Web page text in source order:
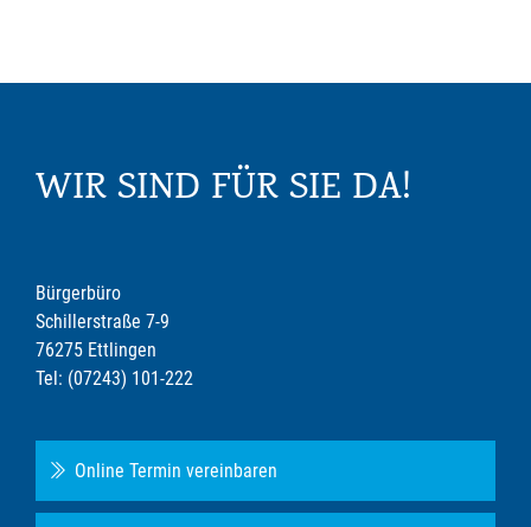
WIR SIND FÜR SIE DA!
Bürgerbüro
Schillerstraße 7-9
76275 Ettlingen
Tel: (07243) 101-222
Online Termin vereinbaren